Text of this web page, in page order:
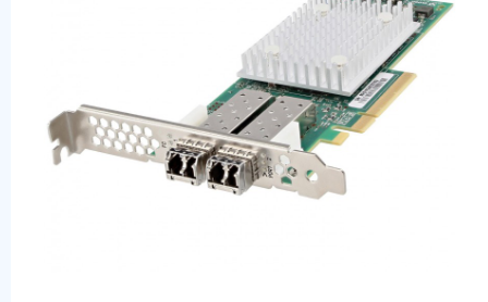
SSD диски